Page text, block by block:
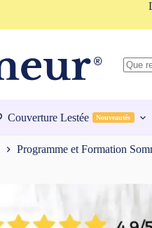
Couverture Lestée Nouveautés
Programme et Formation